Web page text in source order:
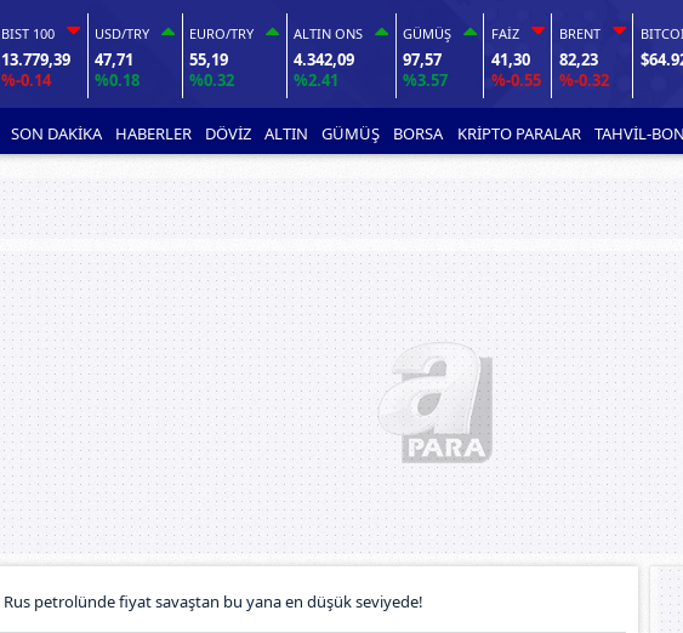
BIST 100
13.779,39
%-0.14
USD/TRY
47,71
%0.18
EURO/TRY
55,19
%0.32
ALTIN ONS
4.342,09
%2.41
GÜMÜŞ
97,57
%3.57
FAİZ
41,30
%-0.55
BRENT
82,23
%-0.32
SON DAKİKA HABERLER DÖVİZ ALTIN GÜMÜŞ BORSA KRİPTO PARALAR TAHVİL-
Rus petrolünde fiyat savaştan bu yana en düşük seviyede!